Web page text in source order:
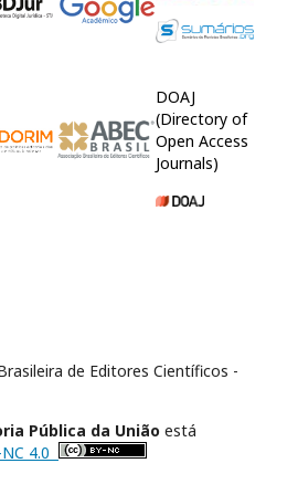
DOAJ
(Directory of
Open Access
Journals)
de Editores Científicos -
Pública da União está
4.0